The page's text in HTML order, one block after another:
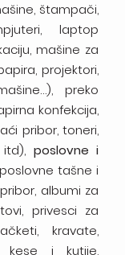
štampači,
laptop
mašine za
projektori,
preko
konfekcija,
pribor, toneri,
poslovne i
tašne i
albumi za
privesci za
kravate,
kese i kutije,